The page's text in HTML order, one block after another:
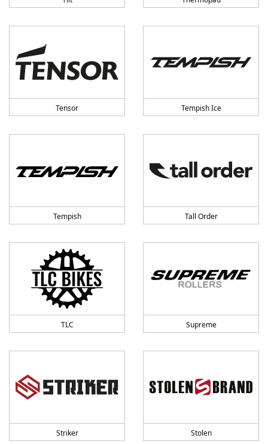
Tensor Tempish Ice
Tempish Tall Order
TLC Supreme
Striker Stolen